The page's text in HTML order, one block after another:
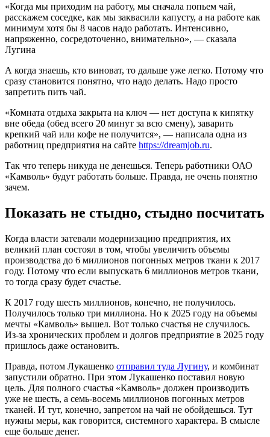
«Когда мы приходим на работу, мы сначала попьем чай,
расскажем соседке, как мы заквасили капусту, а на работе как
минимум хотя бы 8 часов надо работать. Интенсивно,
напряженно, сосредоточенно, внимательно», — сказала
Лугина
А когда знаешь, кто виноват, то дальше уже легко. Потому что
сразу становится понятно, что надо делать. Надо просто
запретить пить чай.
«Комната отдыха закрыта на ключ — нет доступа к кипятку
вне обеда (обед всего 20 минут за всю смену), заварить
крепкий чай или кофе не получится», — написала одна из
работниц предприятия на сайте https://dreamjob.ru.
Так что теперь никуда не денешься. Теперь работники ОАО
«Камволь» будут работать больше. Правда, не очень понятно
зачем.
Показать не стыдно, стыдно посчитать
Когда власти затевали модернизацию предприятия, их
великий план состоял в том, чтобы увеличить объемы
производства до 6 миллионов погонных метров ткани к 2017
году. Потому что если выпускать 6 миллионов метров ткани,
то тогда сразу будет счастье.
К 2017 году шесть миллионов, конечно, не получилось.
Получилось только три миллиона. Но к 2025 году на объемы
мечты «Камволь» вышел. Вот только счастья не случилось.
Из-за хронических проблем и долгов предприятие в 2025 году
пришлось даже остановить.
Правда, потом Лукашенко отправил туда Лугину, и комбинат
запустили обратно. При этом Лукашенко поставил новую
цель. Для полного счастья «Камволь» должен производить
уже не шесть, а семь-восемь миллионов погонных метров
тканей. И тут, конечно, запретом на чай не обойдешься. Тут
нужны меры, как говорится, системного характера. В смысле
еще больше денег.